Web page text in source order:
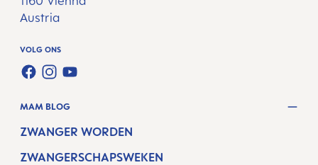
Austria
VOLG ONS
FACEBOOK
INSTAGRAM
YOUTUBE
MAM BLOG
ZWANGER WORDEN
ZWANGERSCHAPSWEKEN